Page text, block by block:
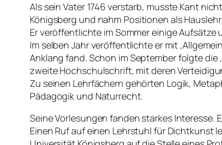
Als sein Vater 1746 verstarb, musste Kant
Königsberg und nahm Positionen als
Er veröffentlichte im Sommer einige Aufsätze
Im selben Jahr veröffentlichte er mit
Anklang fand. Schon im September folgte
zweite Hochschulschrift, mit deren
Zu seinen Lehrfächern gehörten Logik,
Pädagogik und Naturrecht.
Seine Vorlesungen fanden starkes Interesse.
Einen Ruf auf einen Lehrstuhl für Dichtkunst